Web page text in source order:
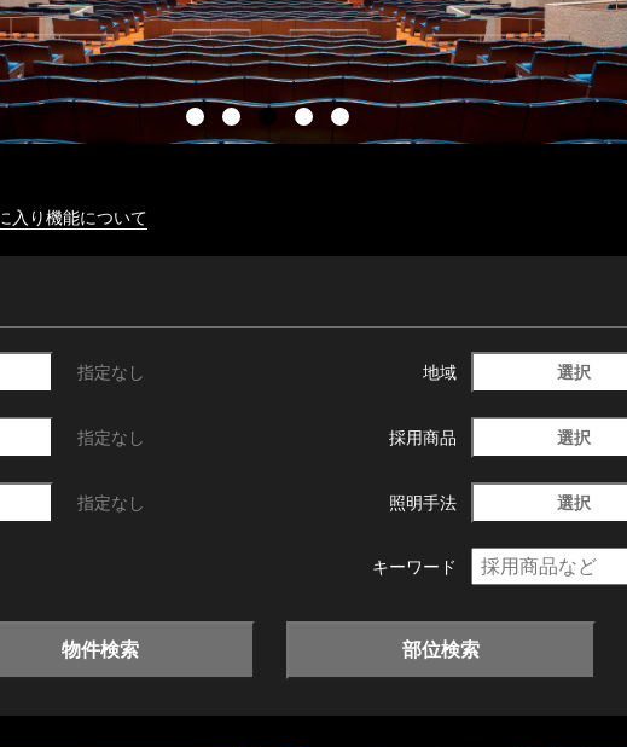
入り機能について
指定なし 地域 選択
指定なし 採用商品 選択
指定なし 照明手法 選択
キーワード
物件検索 部位検索